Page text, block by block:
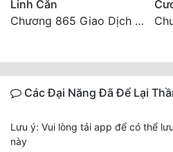
Linh Căn
Chương 865 Giao Dịch Chí Cao Tiên Thuật!
Các Đại Năng Đã Để Lại
Lưu ý: Vui lòng tải app để có thể
này